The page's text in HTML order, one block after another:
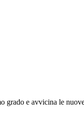
e avvicina le